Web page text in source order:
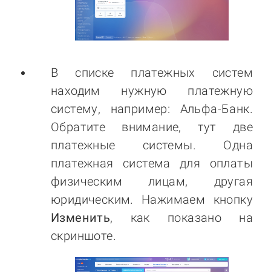
В списке платежных систем
находим нужную платежную
систему, например: Альфа-Банк.
Обратите внимание, тут две
платежные системы. Одна
платежная система для оплаты
физическим лицам, другая
юридическим. Нажимаем кнопку
Изменить, как показано на
скриншоте.